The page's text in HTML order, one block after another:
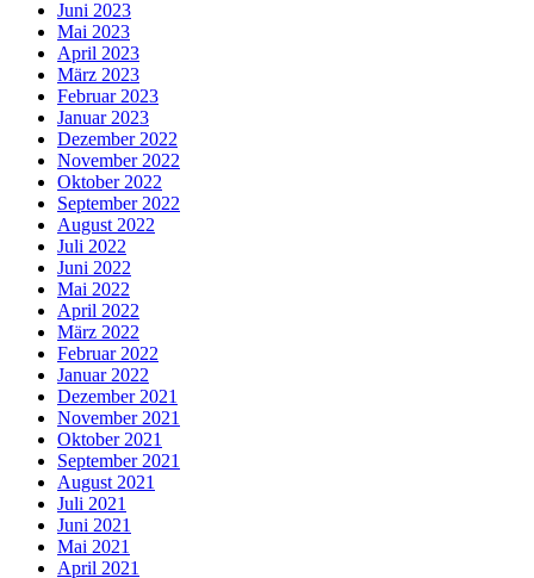
Juni 2023
Mai 2023
April 2023
März 2023
Februar 2023
Januar 2023
Dezember 2022
November 2022
Oktober 2022
September 2022
August 2022
Juli 2022
Juni 2022
Mai 2022
April 2022
März 2022
Februar 2022
Januar 2022
Dezember 2021
November 2021
Oktober 2021
September 2021
August 2021
Juli 2021
Juni 2021
Mai 2021
April 2021